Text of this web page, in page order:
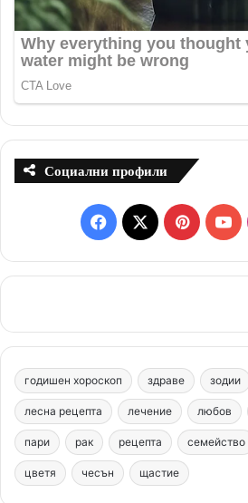
Социални профили
F
a
e
b
o
o
k
X
P
i
t
e
r
e
s
Y
o
T
u
b
e
годишен хороскоп здраве зодии
лесна рецепта лечение любов
пари рак рецепта семейство
цветя чесън щастие